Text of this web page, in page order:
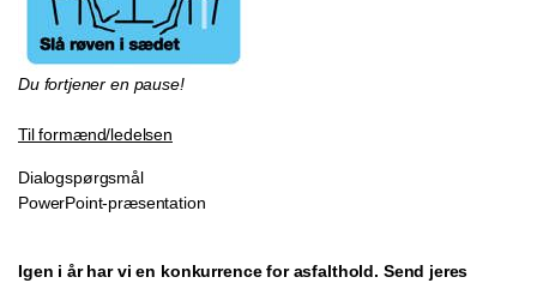
Du fortjener en pause!
Til formænd/ledelsen
Dialogspørgsmål
PowerPoint-præsentation
Igen i år har vi en konkurrence for asfalthold. Send jeres